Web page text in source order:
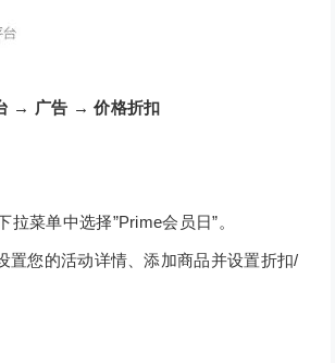
→ 广告 → 价格折扣
拉菜单中选择”Prime会员日”。
置您的活动详情、添加商品并设置折扣/